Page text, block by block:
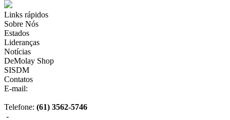
Links rápidos
Sobre Nós
Estados
Lideranças
Notícias
DeMolay Shop
SISDM
Contatos
E-mail:
Telefone: (61) 3562-5746
-